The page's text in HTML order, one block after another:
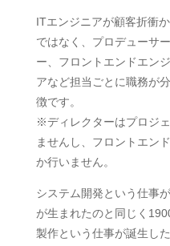
ITエンジニアが顧客折衝
ではなく、プロデューサ
ー、フロントエンドエン
アなど担当ごとに職務が
徴です。
※ディレクターはプロジ
ませんし、フロントエン
か行いません。
システム開発という仕事
が生まれたのと同じく
製作という仕事が誕生し